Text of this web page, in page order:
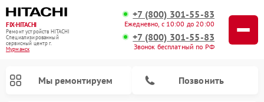
FIX-HITACHI
Ремонт устройств HITACHI
Специализированный
cервисный центр г.
Мурманск
+7 (800) 301-55-83
Ежедневно, с 10:00 до 20:00
+7 (800) 301-55-83
Звонок бесплатный по РФ
Мы ремонтируем Позвонить